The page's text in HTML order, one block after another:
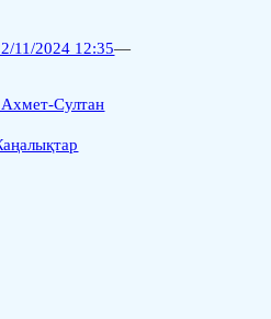
11/2024 12:35—
Султан